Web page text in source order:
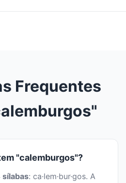
Frequentes
"calemburgos"?
sílabas: ca·lem·bur·gos. A